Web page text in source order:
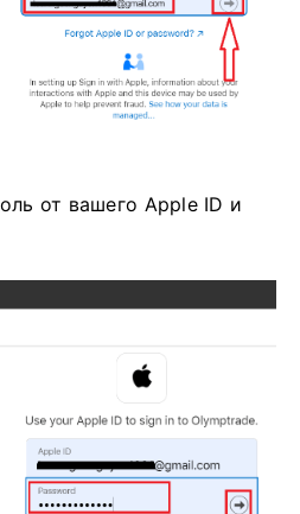
от вашего Apple ID и